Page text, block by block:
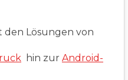
den Lösungen von
hin zur Android-